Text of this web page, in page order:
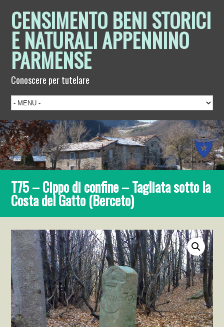
CENSIMENTO BENI STORICI
E NATURALI APPENNINO
PARMENSE
Conoscere per tutelare
T75 – Cippo di confine – Tagliata sotto la
Costa del Gatto (Berceto)